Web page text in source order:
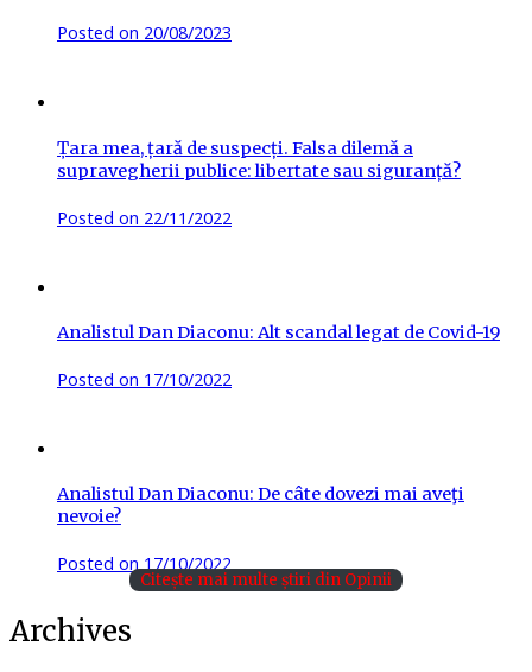
Posted on 20/08/2023
Țara mea, țară de suspecți. Falsa dilemă a
supravegherii publice: libertate sau siguranță?
Posted on 22/11/2022
Analistul Dan Diaconu: Alt scandal legat de Covid-19
Posted on 17/10/2022
Analistul Dan Diaconu: De câte dovezi mai aveţi
nevoie?
Posted on 17/10/2022
Citește mai multe știri din Opinii
Archives